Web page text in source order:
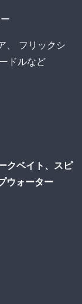
、 フリックシ
ドルなど
クベイト、スピ
ウォーター